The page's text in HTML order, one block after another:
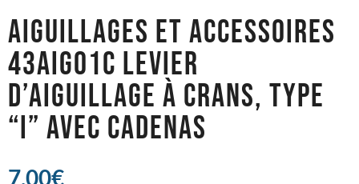
AIGUILLAGES ET ACCESSOIRES
43AIG01C LEVIER
D’AIGUILLAGE À CRANS, TYPE
“I” AVEC CADENAS
7,00€